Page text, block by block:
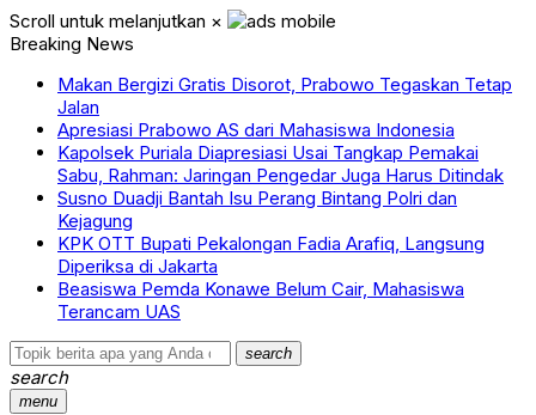
Scroll untuk melanjutkan ×
Breaking News
Makan Bergizi Gratis Disorot, Prabowo Tegaskan Tetap
Jalan
Apresiasi Prabowo AS dari Mahasiswa Indonesia
Kapolsek Puriala Diapresiasi Usai Tangkap Pemakai
Sabu, Rahman: Jaringan Pengedar Juga Harus Ditindak
Susno Duadji Bantah Isu Perang Bintang Polri dan
Kejagung
KPK OTT Bupati Pekalongan Fadia Arafiq, Langsung
Diperiksa di Jakarta
Beasiswa Pemda Konawe Belum Cair, Mahasiswa
Terancam UAS
search
search
menu